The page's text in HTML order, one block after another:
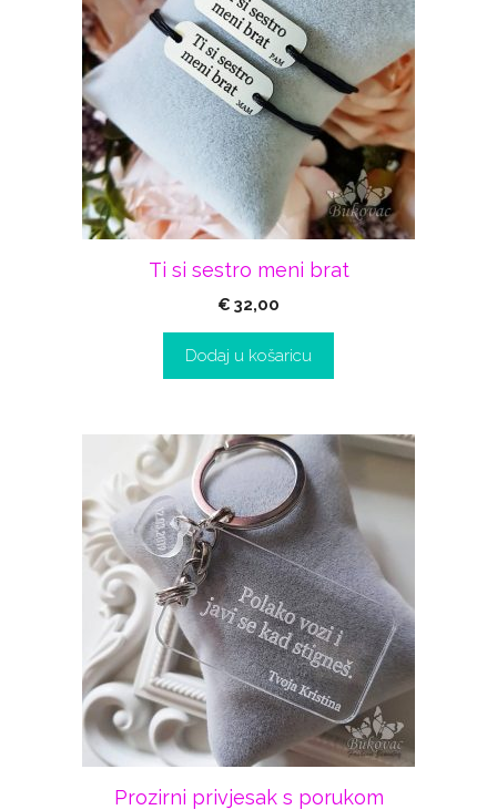
Ti si sestro meni brat
€ 32,00
Dodaj u košaricu
Prozirni privjesak s porukom